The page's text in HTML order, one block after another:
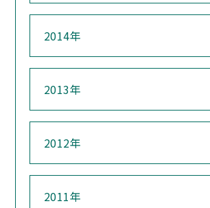
2014年
2013年
2012年
2011年